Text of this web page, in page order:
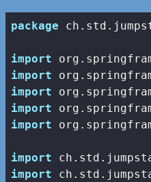
package
import
import
import
import
import
import
import